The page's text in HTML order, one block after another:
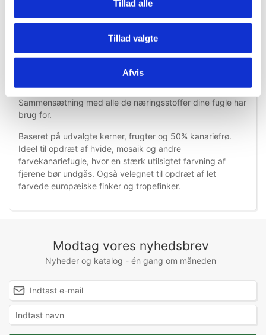
Tillad alle
Tillad valgte
Afvis
Avlsfoder til kanariefugle, tropiske og europæiske finker
Sammensætning med alle de næringsstoffer dine fugle har
brug for.
Baseret på udvalgte kerner, frugter og 50% kanariefrø.
Ideel til opdræt af hvide, mosaik og andre
farvekanariefugle, hvor en stærk utilsigtet farvning af
fjerene bør undgås. Også velegnet til opdræt af let
farvede europæiske finker og tropefinker.
Modtag vores nyhedsbrev
Nyheder og katalog - én gang om måneden